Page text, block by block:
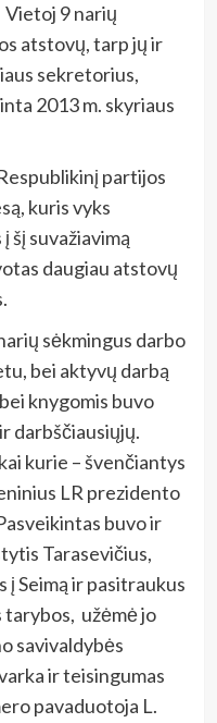
9 narių
atstovų, tarp jų ir
sekretorius,
2013 m. skyriaus
partijos
kuris vyks
šį suvažiavimą
daugiau atstovų
sėkmingus darbo
bei aktyvų darbą
knygomis buvo
darbščiausiųjų.
kurie – švenčiantys
LR prezidento
buvo ir
Tarasevičius,
į Seimą ir pasitraukus
tarybos, užėmė jo
savivaldybės
ir teisingumas
pavaduotoja L.